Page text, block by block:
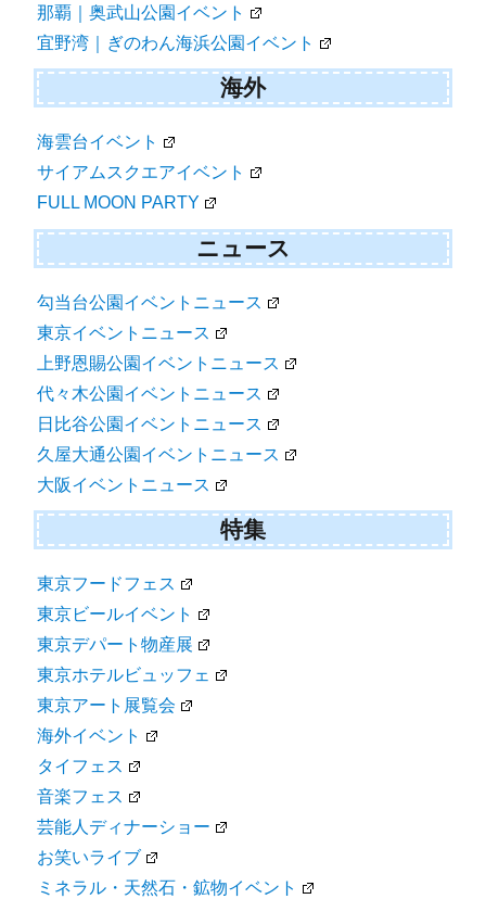
那覇｜奥武山公園イベント
宜野湾｜ぎのわん海浜公園イベント
海外
海雲台イベント
サイアムスクエアイベント
FULL MOON PARTY
ニュース
勾当台公園イベントニュース
東京イベントニュース
上野恩賜公園イベントニュース
代々木公園イベントニュース
日比谷公園イベントニュース
久屋大通公園イベントニュース
大阪イベントニュース
特集
東京フードフェス
東京ビールイベント
東京デパート物産展
東京ホテルビュッフェ
東京アート展覧会
海外イベント
タイフェス
音楽フェス
芸能人ディナーショー
お笑いライブ
ミネラル・天然石・鉱物イベント